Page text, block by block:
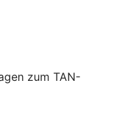
zum TAN-